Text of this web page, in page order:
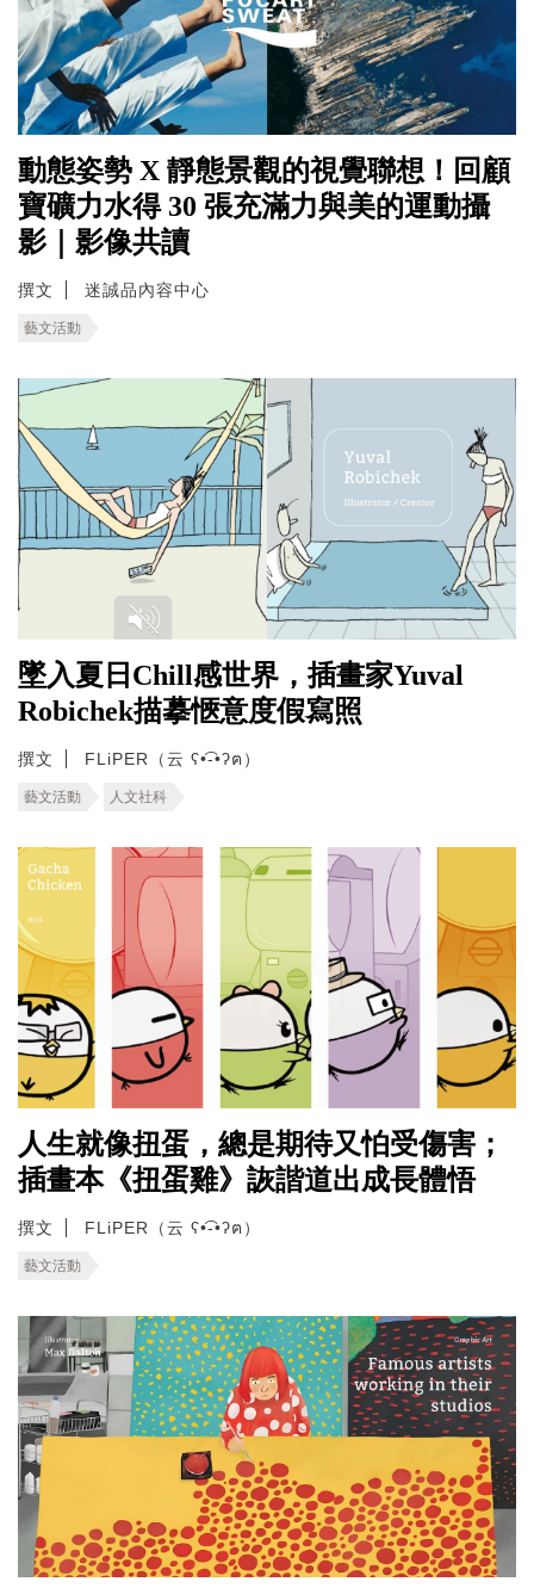
動態姿勢 X 靜態景觀的視覺聯想！回顧
寶礦力水得 30 張充滿力與美的運動攝
影｜影像共讀
撰文 迷誠品內容中心
藝文活動
墜入夏日Chill感世界，插畫家Yuval
Robichek描摹愜意度假寫照
撰文 FLiPER（云 ʕ•͡-•ʔฅ）
藝文活動 人文社科
人生就像扭蛋，總是期待又怕受傷害；
插畫本《扭蛋雞》詼諧道出成長體悟
撰文 FLiPER（云 ʕ•͡-•ʔฅ）
藝文活動